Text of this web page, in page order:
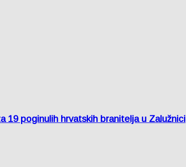
poginulih hrvatskih branitelja u Zalužnici